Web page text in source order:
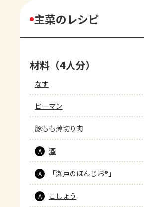
主菜のレシピ
材料（4人分）
なす
ピーマン
豚もも薄切り肉
A 酒
A 「瀬戸のほんじお®」
A こしょう